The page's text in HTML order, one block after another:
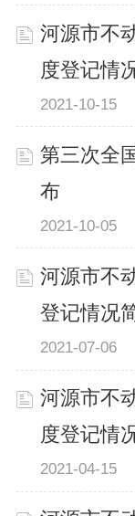
河源市不
度登记情
2021-10-15
第三次全
布
2021-10-05
河源市不
登记情况
2021-07-06
河源市不
度登记情
2021-04-15